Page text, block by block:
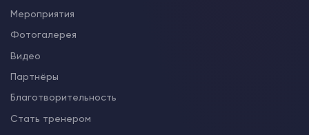
Мероприятия
Фотогалерея
Видео
Партнёры
Благотворительность
Стать тренером